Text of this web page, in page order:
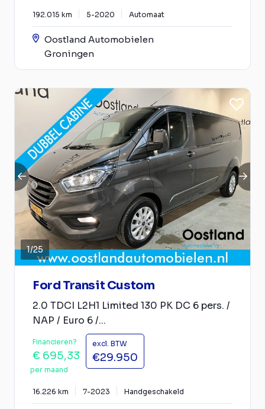
192.015 km 5-2020 Automaat
Oostland Automobielen
Groningen
1/25
Ford Transit Custom
2.0 TDCI L2H1 Limited 130 PK DC 6 pers. /
NAP / Euro 6 /...
Financieren?
€ 695,33
per maand
excl. BTW
€29.950
16.226 km 7-2023 Handgeschakeld